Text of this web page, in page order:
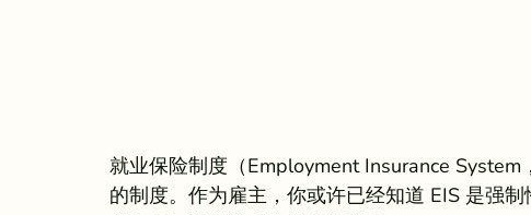
就业保险制度（Employment Insurance
的制度。作为雇主，你或许已经知道 EIS 是强